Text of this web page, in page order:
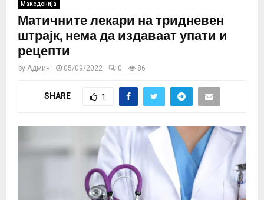
Македонија
Матичните лекари на тридневен
штрајк, нема да издаваат упати и
рецепти
by Админ 05/09/2022 0 86
SHARE 1